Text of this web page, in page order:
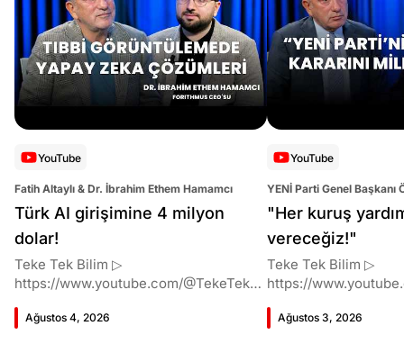
YouTube
Fatih Altaylı & Dr. İbrahim Ethem Hamamcı
Türk AI girişimine 4 milyon
dolar!
Teke Tek Bilim ▷
https://www.youtube.com/@TekeTekBil
Hamamcı kimdir ve akademik
Ağustos 4, 2026
YouTube
YENİ Parti Genel Başkanı
Altaylı
"Her kuruş
vereceğiz!"
Teke Tek Bilim ▷
https://
Butlan kararı kimin
Ağustos 3, 2026